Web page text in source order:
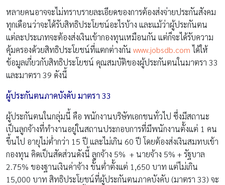
หลายคนอาจจะไม่ทราบรายละเอียดของการต้องส่งจ่ายประกันสังคม
ทุกเดือนว่าจะได้รับสิทธิประโยชน์อะไรบ้าง และแม้ว่าผู้ประกันตน
แต่ละประเภทจะต้องส่งเงินเข้ากองทุนเหมือนกัน แต่ก็จะได้รับความ
คุ้มครองด้วยสิทธิประโยชน์ที่แตกต่างกัน www.jobsdb.comได้ให้
ข้อมูลเกี่ยวกับสิทธิประโยชน์ คุณสมบัติของผู้ประกันตนในมาตรา 33
และมาตรา 39 ดังนี้
ผู้ประกันตนภาคบังคับ มาตรา 33
ผู้ประกันตนในกลุ่มนี้ คือ พนักงานบริษัทเอกชนทั่วไป ซึ่งมีสถานะ
เป็นลูกจ้างที่ทำงานอยู่ในสถานประกอบการที่มีพนักงานตั้งแต่ 1 คน
ขึ้นไป อายุไม่ต่ำกว่า 15 ปี และไม่เกิน 60 ปี โดยต้องส่งเงินสมทบเข้า
กองทุน คิดเป็นสัดส่วนดังนี้ ลูกจ้าง 5% + นายจ้าง 5% + รัฐบาล
2.75% ของฐานเงินค่าจ้าง ขั้นต่ำตั้งแต่ 1,650 บาท แต่ไม่เกิน
15,000 บาท สิทธิประโยชน์ที่ผู้ประกันตนภาคบังคับ (มาตรา 33) จะ